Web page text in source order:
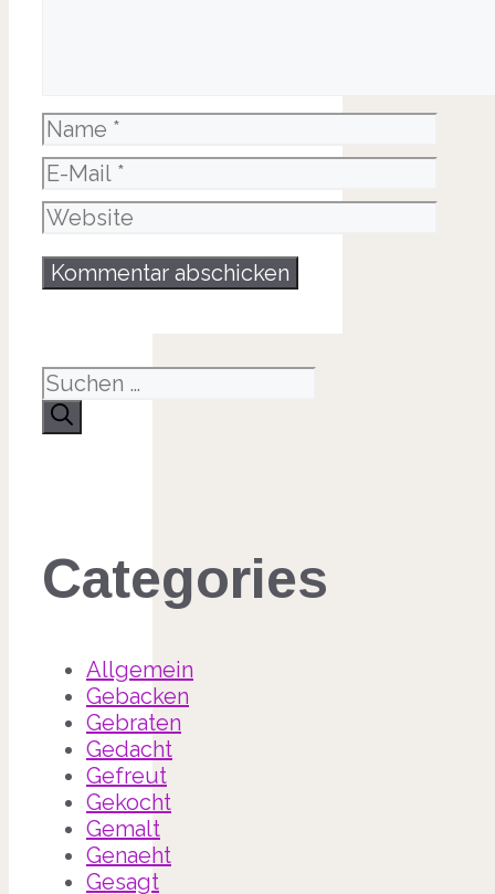
Name
E-
Mail
Website
Suche
nach:
Categories
Allgemein
Gebacken
Gebraten
Gedacht
Gefreut
Gekocht
Gemalt
Genaeht
Gesagt